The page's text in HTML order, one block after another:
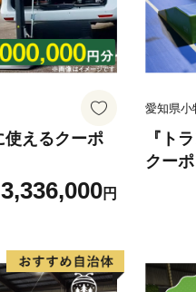
使えるクーポ
3,336,000円
愛知県小
『ト
クーポ